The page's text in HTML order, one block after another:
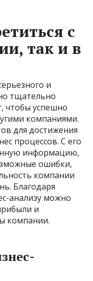
с
так и в
и
тщательно
чтобы успешно
компаниями.
для достижения
процессов. С его
информацию,
ошибки,
компании
Благодаря
анализу можно
и
компании.